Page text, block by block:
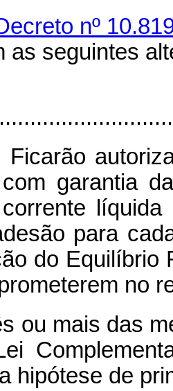
nº
as seguintes
garantia
para
do Equilíbrio
no
ou mais das
hipótese de